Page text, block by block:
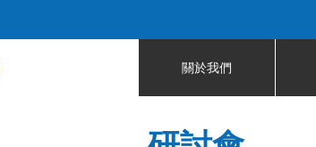
關於我們